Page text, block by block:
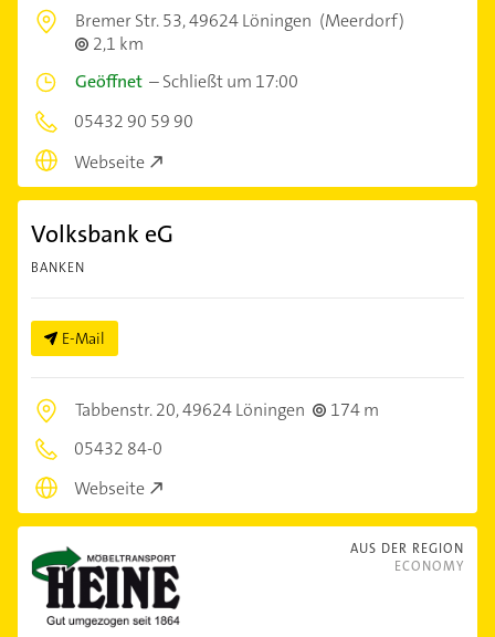
Bremer Str. 53,49624 Löningen (Meerdorf)
2,1 km
Geöffnet –Schließt um 17:00
05432 90 59 90
Webseite
Volksbank eG
BANKEN
E-Mail
Tabbenstr. 20,49624 Löningen
174 m
05432 84-0
Webseite
AUS DER REGION
ECONOMY